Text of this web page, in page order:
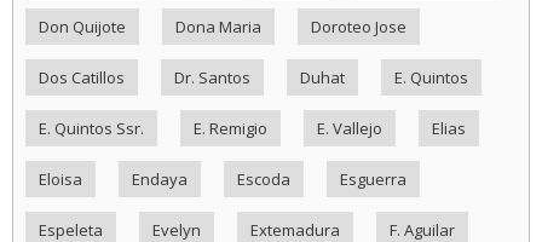
Don Quijote Dona Maria Doroteo Jose
Dos Catillos Dr. Santos Duhat E. Quintos
E. Quintos Ssr. E. Remigio E. Vallejo Elias
Eloisa Endaya Escoda Esguerra
Espeleta Evelyn Extemadura F. Aguilar